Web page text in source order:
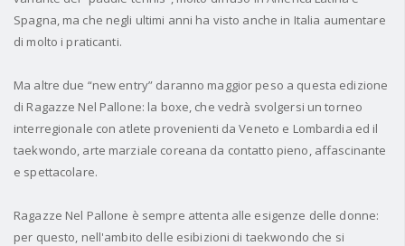
Spagna, ma che negli ultimi anni ha visto anche in Italia aumentare
di molto i praticanti.
Ma altre due “new entry” daranno maggior peso a questa edizione
di Ragazze Nel Pallone: la boxe, che vedrà svolgersi un torneo
interregionale con atlete provenienti da Veneto e Lombardia ed il
taekwondo, arte marziale coreana da contatto pieno, affascinante
e spettacolare.
Ragazze Nel Pallone è sempre attenta alle esigenze delle donne:
per questo, nell'ambito delle esibizioni di taekwondo che si